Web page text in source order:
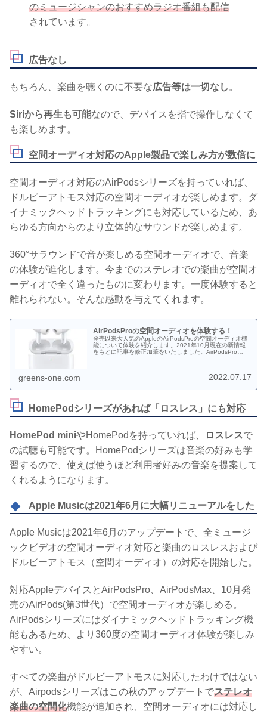
のミュージシャンのおすすめラジオ番組も配信
されています。
広告なし
もちろん、楽曲を聴くのに不要な広告等は一切なし。
Siriから再生も可能なので、デバイスを指で操作しなくて
も楽しめます。
空間オーディオ対応のApple製品で楽しみ方が数倍に
空間オーディオ対応のAirPodsシリーズを持っていれば、
ドルビーアトモス対応の空間オーディオが楽しめます。ダ
イナミックヘッドトラッキングにも対応しているため、あ
らゆる方向からのより立体的なサウンドが楽しめます。
360°サラウンドで音が楽しめる空間オーディオで、音楽
の体験が進化します。今までのステレオでの楽曲が空間オ
ーディオで全く違ったものに変わります。一度体験すると
離れられない。そんな感動を与えてくれます。
AirPodsProの空間オーディオを体験する！
発売以来大人気のAppleのAirPodsProの空間オーディオ機
能について体験を紹介します。2021年10月現在の新情報
をもとに記事を修正加筆をいたしました。AirPodsPro
greens-one.com 2022.07.17
HomePodシリーズがあれば「ロスレス」にも対応
HomePod miniやHomePodを持っていれば、 ロスレスで
の試聴も可能です。HomePodシリーズは音楽の好みも学
習するので、使えば使うほど利用者好みの音楽を提案して
くれるようになります。
Apple Musicは2021年6月に大幅リニューアルをした
Apple Musicは2021年6月のアップデートで、全ミュージ
ックビデオの空間オーディオ対応と楽曲のロスレスおよび
ドルビーアトモス（空間オーディオ）の対応を開始した。
対応AppleデバイスとAirPodsPro、AirPodsMax、10月発
売のAirPods(第3世代）で空間オーディオが楽しめる。
AirPodsシリーズにはダイナミックヘッドトラッキング機
能もあるため、より360度の空間オーディオ体験が楽しみ
やすい。
すべての楽曲がドルビーアトモスに対応したわけではない
が、Airpodsシリーズはこの秋のアップデートでステレオ
楽曲の空間化機能が追加され、空間オーディオには対応し